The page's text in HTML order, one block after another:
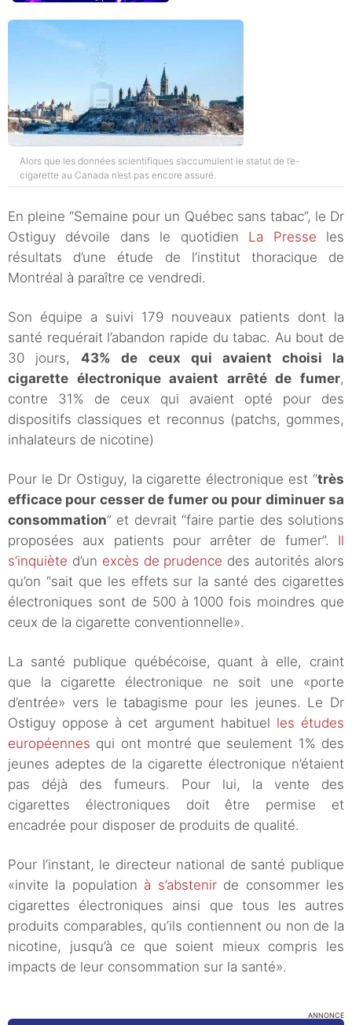
Alors que les données scientifiques s’accumulent le statut de l’e-
cigarette au Canada n’est pas encore assuré.
En pleine “Semaine pour un Québec sans tabac”, le Dr
Ostiguy dévoile dans le quotidien La Presse les
résultats d’une étude de l’institut thoracique de
Montréal à paraître ce vendredi.
Son équipe a suivi 179 nouveaux patients dont la
santé requérait l’abandon rapide du tabac. Au bout de
30 jours,43% de ceux qui avaient choisi la
cigarette électronique avaient arrêté de fumer,
contre 31% de ceux qui avaient opté pour des
dispositifs classiques et reconnus (patchs, gommes,
inhalateurs de nicotine)
Pour le Dr Ostiguy, la cigarette électronique est “très
efficace pour cesser de fumer ou pour diminuer sa
consommation” et devrait “faire partie des solutions
proposées aux patients pour arrêter de fumer”. Il
s’inquiète d’un excès de prudence des autorités alors
qu’on “sait que les effets sur la santé des cigarettes
électroniques sont de 500 à 1000 fois moindres que
ceux de la cigarette conventionnelle».
La santé publique québécoise, quant à elle, craint
que la cigarette électronique ne soit une «porte
d’entrée» vers le tabagisme pour les jeunes. Le Dr
Ostiguy oppose à cet argument habituel les études
européennes qui ont montré que seulement 1% des
jeunes adeptes de la cigarette électronique n’étaient
pas déjà des fumeurs. Pour lui, la vente des
cigarettes électroniques doit être permise et
encadrée pour disposer de produits de qualité.
Pour l’instant, le directeur national de santé publique
«invite la population à s’abstenirde consommer les
cigarettes électroniques ainsi que tous les autres
produits comparables, qu’ils contiennent ou non de la
nicotine, jusqu’à ce que soient mieux compris les
impacts de leur consommation sur la santé».
ANNONCE